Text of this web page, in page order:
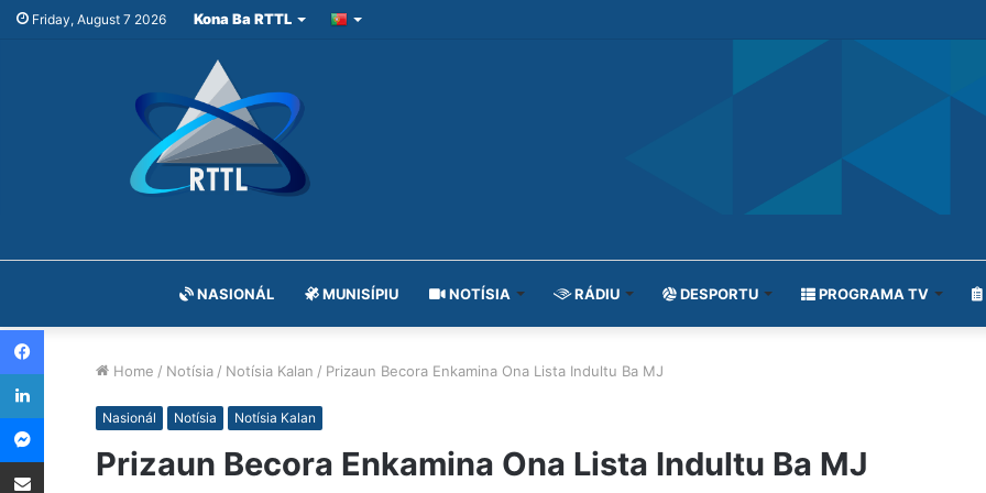
Friday, August 7 2026 Kona Ba RTTL
NASIONÁL MUNISÍPIU NOTÍSIA RÁDIU DESPORTU PROGRAMA TV
Home / Notísia / Notísia Kalan / Prizaun Becora Enkamina Ona Lista Indultu Ba MJ
Nasionál Notísia Notísia Kalan
Prizaun Becora Enkamina Ona Lista Indultu Ba MJ
Facebook
LinkedIn
Messenger